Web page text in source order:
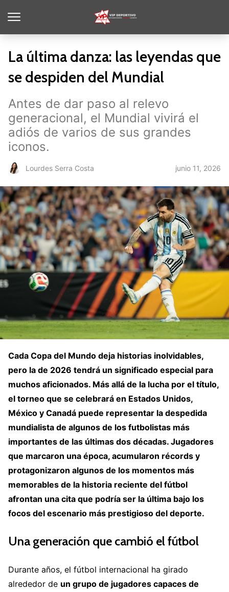
La última danza: las leyendas que
se despiden del Mundial
Antes de dar paso al relevo
generacional, el Mundial vivirá el
adiós de varios de sus grandes
iconos.
Lourdes Serra Costa junio 11, 2026
Cada Copa del Mundo deja historias inolvidables,
pero la de 2026 tendrá un significado especial para
muchos aficionados. Más allá de la lucha por el título,
el torneo que se celebrará en Estados Unidos,
México y Canadá puede representar la despedida
mundialista de algunos de los futbolistas más
importantes de las últimas dos décadas. Jugadores
que marcaron una época, acumularon récords y
protagonizaron algunos de los momentos más
memorables de la historia reciente del fútbol
afrontan una cita que podría ser la última bajo los
focos del escenario más prestigioso del deporte.
Una generación que cambió el fútbol
Durante años, el fútbol internacional ha girado
alrededor de un grupo de jugadores capaces de